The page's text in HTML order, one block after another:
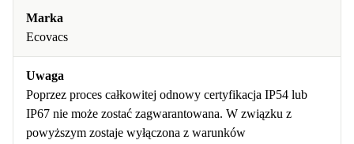
Marka
Ecovacs
Uwaga
Poprzez proces całkowitej odnowy certyfikacja IP54 lub
IP67 nie może zostać zagwarantowana. W związku z
powyższym zostaje wyłączona z warunków